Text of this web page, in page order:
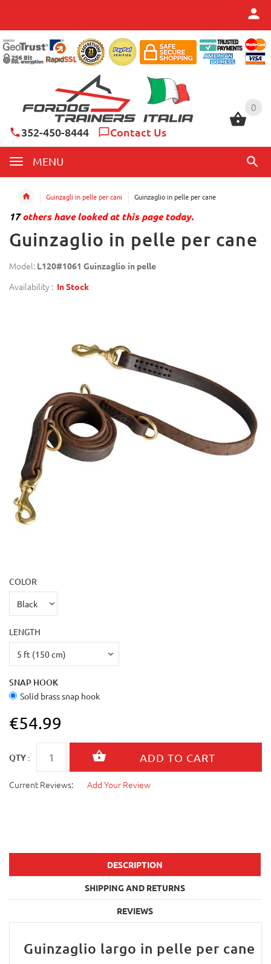
0
352-450-8444 Contact Us
MENU
0
Guinzagli in pelle per cani Guinzaglio in pelle per cane
17others have looked at this page today.
Guinzaglio in pelle per cane
Model: L120#1061 Guinzaglio in pelle
Availability : In Stock
COLOR
LENGTH
SNAP HOOK
Solid brass snap hook
€54.99
QTY :
Current Reviews: Add Your Review
DESCRIPTION
SHIPPING AND RETURNS
REVIEWS
Guinzaglio largo in pelle per cane